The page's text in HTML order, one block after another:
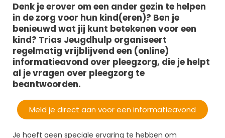
Denk je erover om een ander gezin te helpen
in de zorg voor hun kind(eren)? Ben je
benieuwd wat jij kunt betekenen voor een
kind? Trias Jeugdhulp organiseert
regelmatig vrijblijvend een (online)
informatieavond over pleegzorg, die je helpt
al je vragen over pleegzorg te
beantwoorden.
Meld je direct aan voor een informatieavond
Je hoeft geen speciale ervaring te hebben om